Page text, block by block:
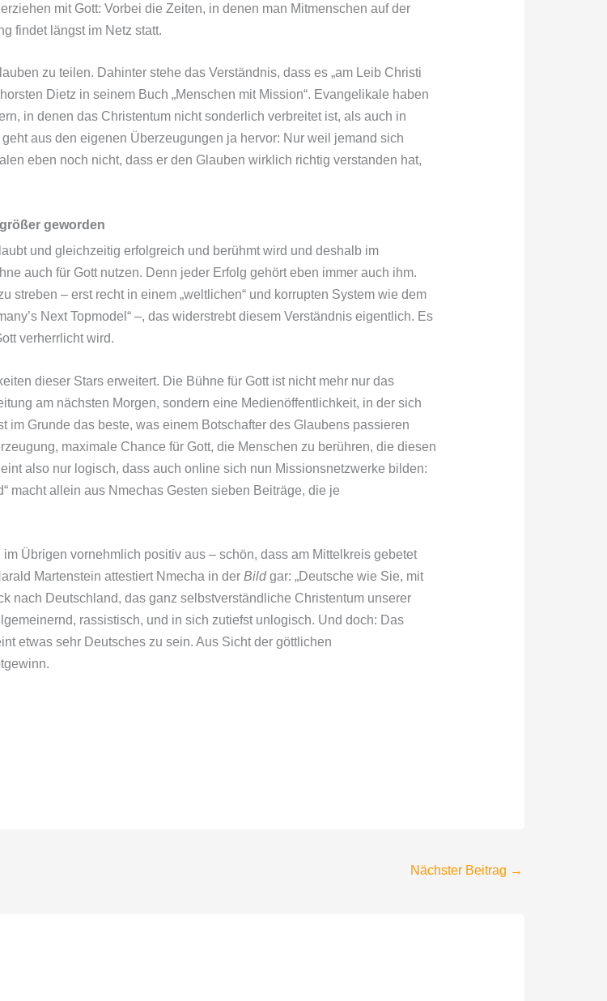
mit Gott: Vorbei die Zeiten, in denen man Mitmenschen auf der
findet längst im Netz statt.
zu teilen. Dahinter stehe das Verständnis, dass es „am Leib Christi
Dietz in seinem Buch „Menschen mit Mission“. Evangelikale haben
in denen das Christentum nicht sonderlich verbreitet ist, als auch in
aus den eigenen Überzeugungen ja hervor: Nur weil jemand sich
eben noch nicht, dass er den Glauben wirklich richtig verstanden hat,
geworden
und gleichzeitig erfolgreich und berühmt wird und deshalb im
auch für Gott nutzen. Denn jeder Erfolg gehört eben immer auch ihm.
streben – erst recht in einem „weltlichen“ und korrupten System wie dem
Next Topmodel“ –, das widerstrebt diesem Verständnis eigentlich. Es
verherrlicht wird.
dieser Stars erweitert. Die Bühne für Gott ist nicht mehr nur das
am nächsten Morgen, sondern eine Medienöffentlichkeit, in der sich
Grunde das beste, was einem Botschafter des Glaubens passieren
maximale Chance für Gott, die Menschen zu berühren, die diesen
also nur logisch, dass auch online sich nun Missionsnetzwerke bilden:
macht allein aus Nmechas Gesten sieben Beiträge, die je
Übrigen vornehmlich positiv aus – schön, dass am Mittelkreis gebetet
Martenstein attestiert Nmecha in der Bildgar: „Deutsche wie Sie, mit
nach Deutschland, das ganz selbstverständliche Christentum unserer
rassistisch, und in sich zutiefst unlogisch. Und doch: Das
etwas sehr Deutsches zu sein. Aus Sicht der göttlichen
Nächster Beitrag →